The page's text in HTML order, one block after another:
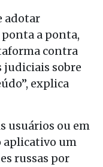
adotar
a ponta,
contra
judiciais sobre
explica
usuários ou em
aplicativo um
russas por